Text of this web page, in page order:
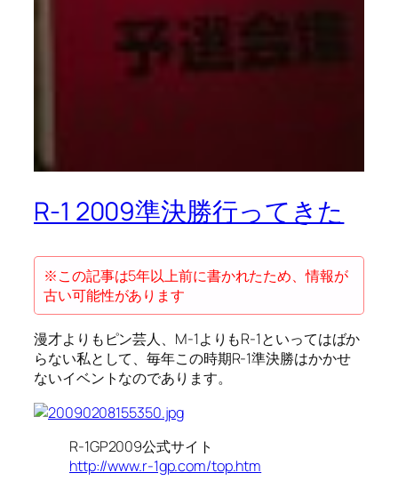
R-1 2009準決勝行ってきた
※この記事は5年以上前に書かれたため、情報が
古い可能性があります
漫才よりもピン芸人、M-1よりもR-1といってはばか
らない私として、毎年この時期R-1準決勝はかかせ
ないイベントなのであります。
R-1GP2009公式サイト
http://www.r-1gp.com/top.htm